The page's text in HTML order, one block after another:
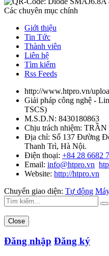
Các chuyên mục chính
Giới thiệu
Tin Tức
Thành viên
Liên hệ
Tìm kiếm
Rss Feeds
http://www.htpro.vn/
Giải pháp công nghệ -
TSCS)
M.S.D.N: 8430180863
Chịu trách nhiệm: TRẦN
Địa chỉ: Số 137 Đường
Thanh Trì, Hà Nội.
Điện thoại: +84 28 6682
Email: info@htpro.vn
Website: http://htpro.vn
Chuyển giao diện: Tự động
Close
Đăng nhập Đăng ký